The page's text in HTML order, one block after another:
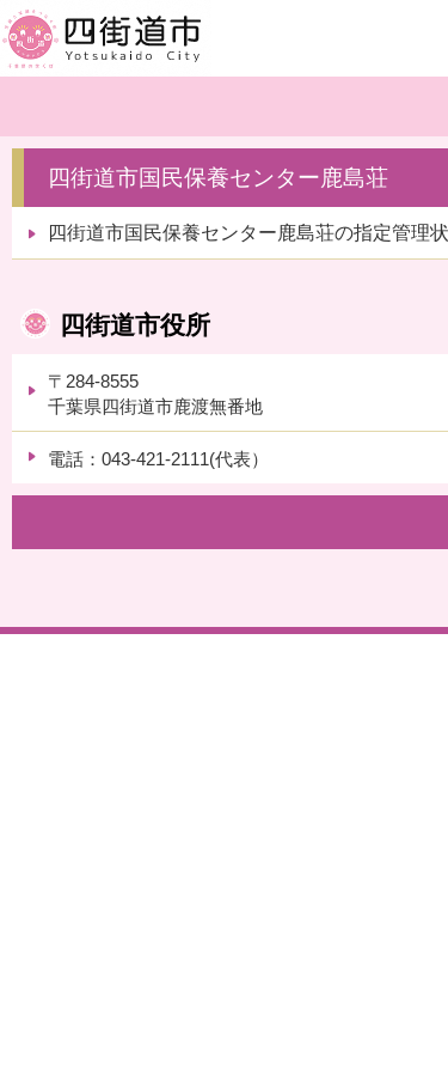
四街道市国民保養センター鹿島荘
四街道市国民保養センター鹿島荘の指定管理
四街道市役所
〒284-8555
千葉県四街道市鹿渡無番地
電話：043-421-2111(代表）